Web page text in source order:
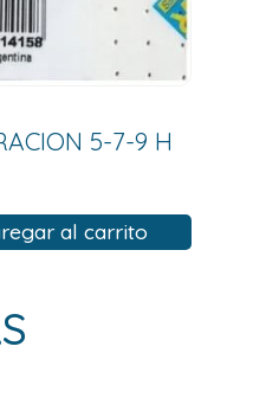
5-7-9 H
al carrito